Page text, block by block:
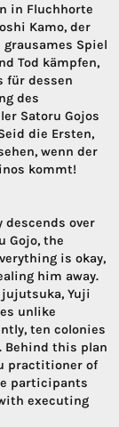
in Fluchhorte
Kamo, der
Spiel
Tod kämpfen,
für dessen
des
Satoru Gojos
die Ersten,
wenn der
kommt!
descends over
Gojo, the
is okay,
him away.
Yuji
unlike
ten colonies
Behind this plan
practitioner of
participants
executing